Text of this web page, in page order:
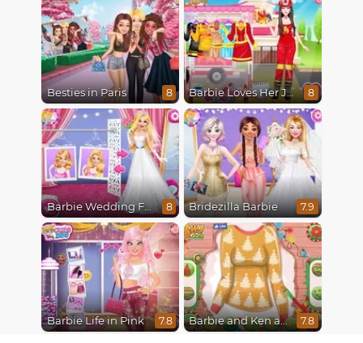
Besties in Paris 8 Barbie Loves Her Job 8
Barbie Wedding Fun 8 Bridezilla Barbie 7.9
Barbie Life in Pink 7.8 Barbie and Ken a Perfect Christmas 7.8